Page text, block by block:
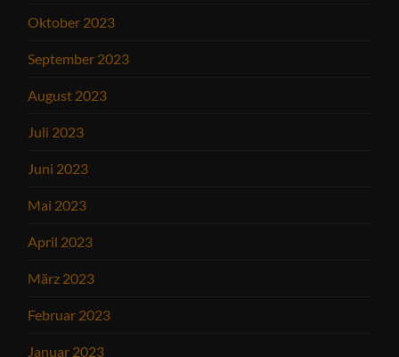
Oktober 2023
September 2023
August 2023
Juli 2023
Juni 2023
Mai 2023
April 2023
März 2023
Februar 2023
Januar 2023